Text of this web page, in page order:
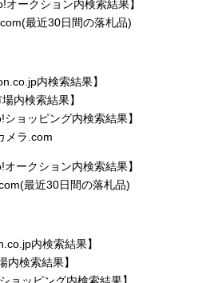
オークション内検索結果】
最近30日間の落札品)
内検索結果】
場内検索結果】
ショッピング内検索結果】
メラ.com
オークション内検索結果】
最近30日間の落札品)
内検索結果】
内検索結果】